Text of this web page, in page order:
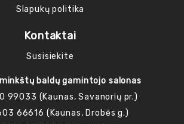
Slapukų politika
Kontaktai
Susisiekite
baldų gamintojo salonas
99033 (Kaunas, Savanorių pr.)
66616 (Kaunas, Drobės g.)